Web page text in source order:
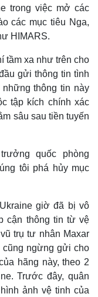
- Quốc phòng
trong việc mở các
các mục tiêu Nga,
HIMARS.
tầm xa như trên cho
gửi thông tin tình
thông tin này
tập kích chính xác
sâu sau tiền tuyến
quốc phòng
tôi phá hủy mục
giờ đã bị vô
cận thông tin từ vệ
trụ tư nhân Maxar
cũng ngừng gửi cho
hãng này, theo 2
Trước đây, quân
ảnh vệ tinh của